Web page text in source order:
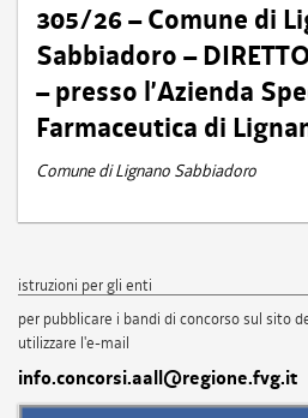
305/26 – Comune di
Sabbiadoro –
– presso l’Azienda
Farmaceutica di
Comune di Lignano Sabbiadoro
istruzioni per gli enti
per pubblicare i bandi di concorso sul sito
utilizzare l'e-mail
info.concorsi.aall@regione.fvg.it